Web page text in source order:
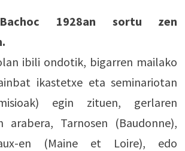
1928an sortu zen
ibili ondotik, bigarren mailako
ikastetxe eta seminariotan
egin zituen, gerlaren
arabera, Tarnosen (Baudonne),
en (Maine et Loire), edo